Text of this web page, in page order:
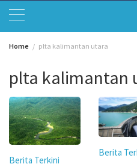
Home plta kalimantan utara
plta kalimantan
Berita Terkini
Berita